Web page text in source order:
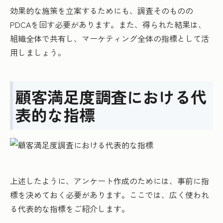
効果的な施策を立案するためにも、調査そのものの
PDCAを回す必要があります。また、得られた結果は、
組織全体で共有し、マーケティング全体の指標として活
用しましょう。
顧客満足度調査における代
表的な指標
上述したように、アンケート作成のためには、事前に指
標を決めておく必要があります。ここでは、広く使われ
る代表的な指標をご紹介します。